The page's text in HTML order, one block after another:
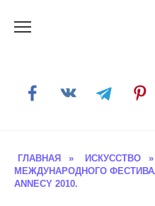
ГЛАВНАЯ » ИСКУССТВО »
МЕЖДУНАРОДНОГО
ANNECY 2010.